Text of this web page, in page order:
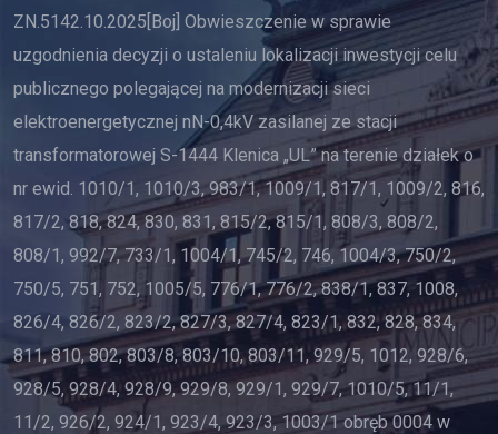
ZN.5142.10.2025[Boj] Obwieszczenie w sprawie
uzgodnienia decyzji o ustaleniu lokalizacji inwestycji celu
publicznego polegającej na modernizacji sieci
elektroenergetycznej nN-0,4kV zasilanej ze stacji
transformatorowej S-1444 Klenica „UL” na terenie działek o
nr ewid. 1010/1, 1010/3, 983/1, 1009/1, 817/1, 1009/2, 816,
817/2, 818, 824, 830, 831, 815/2, 815/1, 808/3, 808/2,
808/1, 992/7, 733/1, 1004/1, 745/2, 746, 1004/3, 750/2,
750/5, 751, 752, 1005/5, 776/1, 776/2, 838/1, 837, 1008,
826/4, 826/2, 823/2, 827/3, 827/4, 823/1, 832, 828, 834,
811, 810, 802, 803/8, 803/10, 803/11, 929/5, 1012, 928/6,
928/5, 928/4, 928/9, 929/8, 929/1, 929/7, 1010/5, 11/1,
11/2, 926/2, 924/1, 923/4, 923/3, 1003/1 obręb 0004 w